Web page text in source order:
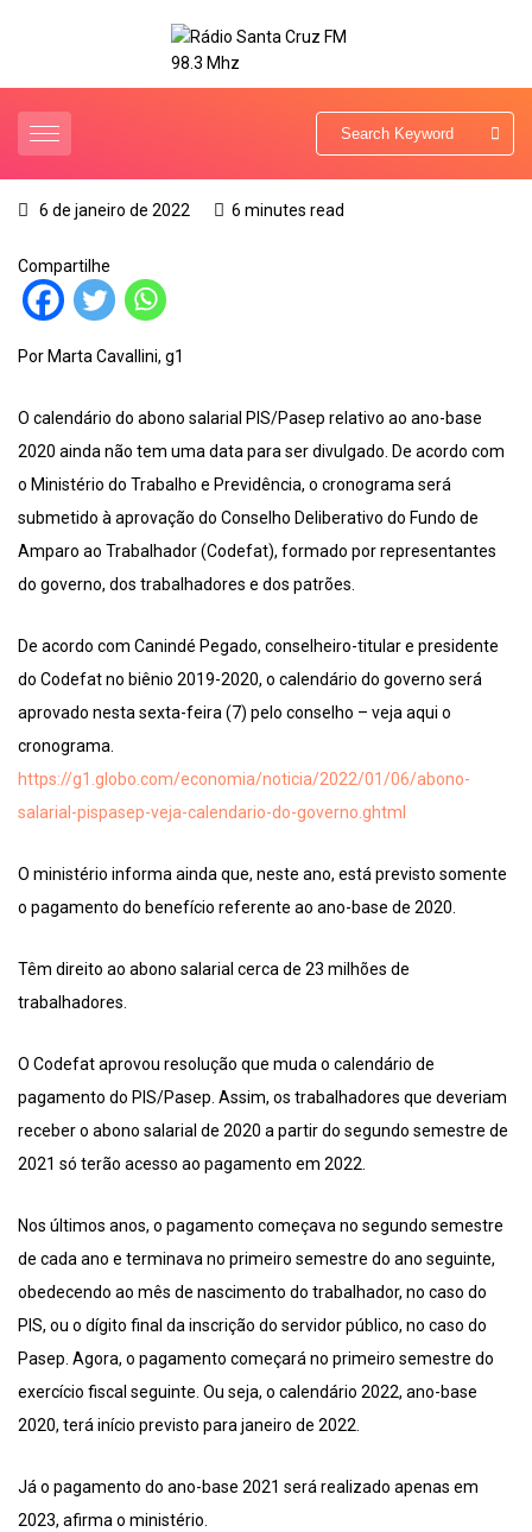
6 de janeiro de 2022 6 minutes read
Compartilhe
Por Marta Cavallini, g1
O calendário do abono salarial PIS/Pasep relativo ao ano-base
2020 ainda não tem uma data para ser divulgado. De acordo com
o Ministério do Trabalho e Previdência, o cronograma será
submetido à aprovação do Conselho Deliberativo do Fundo de
Amparo ao Trabalhador (Codefat), formado por representantes
do governo, dos trabalhadores e dos patrões.
De acordo com Canindé Pegado, conselheiro-titular e presidente
do Codefat no biênio 2019-2020, o calendário do governo será
aprovado nesta sexta-feira (7) pelo conselho – veja aqui o
cronograma.
https://g1.globo.com/economia/noticia/2022/01/06/abono-
salarial-pispasep-veja-calendario-do-governo.ghtml
O ministério informa ainda que, neste ano, está previsto somente
o pagamento do benefício referente ao ano-base de 2020.
Têm direito ao abono salarial cerca de 23 milhões de
trabalhadores.
O Codefat aprovou resolução que muda o calendário de
pagamento do PIS/Pasep. Assim, os trabalhadores que deveriam
receber o abono salarial de 2020 a partir do segundo semestre de
2021 só terão acesso ao pagamento em 2022.
Nos últimos anos, o pagamento começava no segundo semestre
de cada ano e terminava no primeiro semestre do ano seguinte,
obedecendo ao mês de nascimento do trabalhador, no caso do
PIS, ou o dígito final da inscrição do servidor público, no caso do
Pasep. Agora, o pagamento começará no primeiro semestre do
exercício fiscal seguinte. Ou seja, o calendário 2022, ano-base
2020, terá início previsto para janeiro de 2022.
Já o pagamento do ano-base 2021 será realizado apenas em
2023, afirma o ministério.